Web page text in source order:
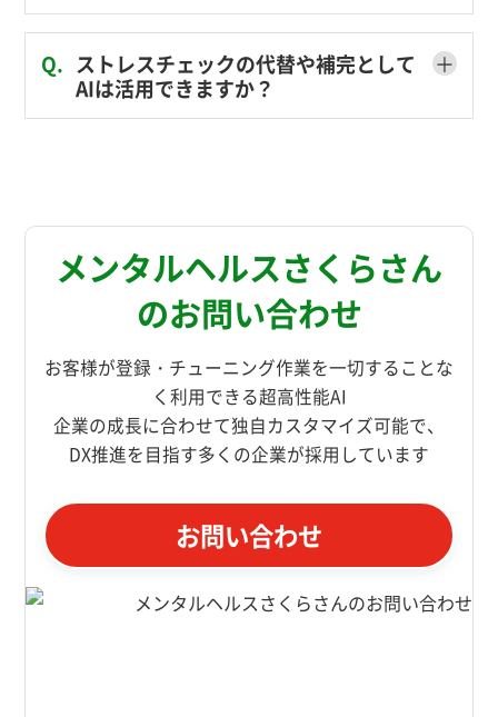
Q. ストレスチェックの代替や補完として
AIは活用できますか？
＋
メンタルヘルスさくらさん
のお問い合わせ
お客様が登録・チューニング作業を一切することな
く利用できる超高性能AI
企業の成長に合わせて独自カスタマイズ可能で、
DX推進を目指す多くの企業が採用しています
お問い合わせ